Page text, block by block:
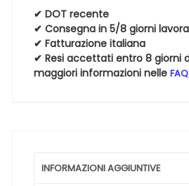
3PMSF
255
45
18
103H
✔ DOT recente
✔ Consegna in 5/8 giorni
✔ Fatturazione italiana
✔ Resi accettati entro 8 giorni
maggiori informazioni nelleFAQ
INFORMAZIONI AGGIUNTIVE